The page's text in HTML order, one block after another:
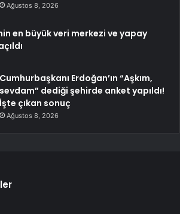
Ağustos 8, 2026
en büyük veri merkezi ve yapay
Cumhurbaşkanı Erdoğan’ın “Aşkım,
sevdam” dediği şehirde anket yapıldı!
İşte çıkan sonuç
Ağustos 8, 2026